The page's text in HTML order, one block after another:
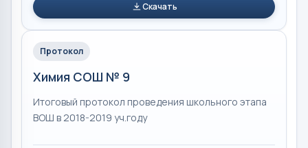
Скачать
Протокол
Химия СОШ № 9
Итоговый протокол проведения школьного этапа
ВОШ в 2018-2019 уч.году